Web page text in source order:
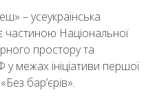
– усеукраїнська
частиною Національної
простору та
межах ініціативи першої
бар’єрів».